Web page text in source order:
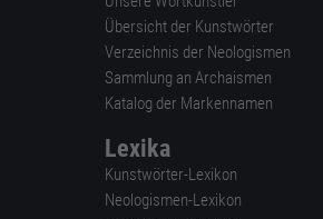
Übersicht der Kunstwörter
Verzeichnis der Neologismen
Sammlung an Archaismen
Katalog der Markennamen
Lexika
Kunstwörter-Lexikon
Neologismen-Lexikon